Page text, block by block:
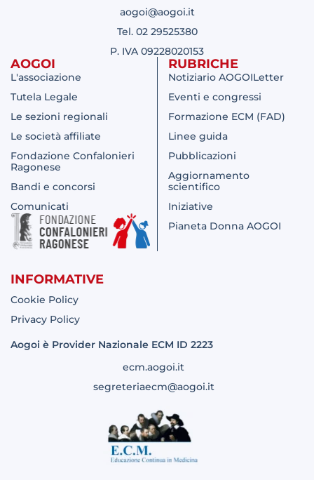
aogoi@aogoi.it
Tel. 02 29525380
P. IVA 09228020153
AOGOI
L'associazione
Tutela Legale
Le sezioni regionali
Le società affiliate
Fondazione Confalonieri
Ragonese
Bandi e concorsi
Comunicati
RUBRICHE
Notiziario AOGOILetter
Eventi e congressi
Formazione ECM (FAD)
Linee guida
Pubblicazioni
Aggiornamento
scientifico
Iniziative
Pianeta Donna AOGOI
INFORMATIVE
Cookie Policy
Privacy Policy
Aogoi è Provider Nazionale ECM ID 2223
ecm.aogoi.it
segreteriaecm@aogoi.it